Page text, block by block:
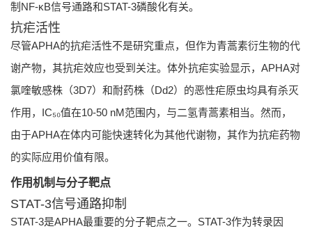
制NF-κB信号通路和STAT-3磷酸化有关。
抗疟活性
尽管APHA的抗疟活性不是研究重点，但作为青蒿素衍生物的代
谢产物，其抗疟效应也受到关注。体外抗疟实验显示，APHA对
氯喹敏感株（3D7）和耐药株（Dd2）的恶性疟原虫均具有杀灭
作用，IC₅₀值在10-50 nM范围内，与二氢青蒿素相当。然而，
由于APHA在体内可能快速转化为其他代谢物，其作为抗疟药物
的实际应用价值有限。
作用机制与分子靶点
STAT-3信号通路抑制
STAT-3是APHA最重要的分子靶点之一。STAT-3作为转录因